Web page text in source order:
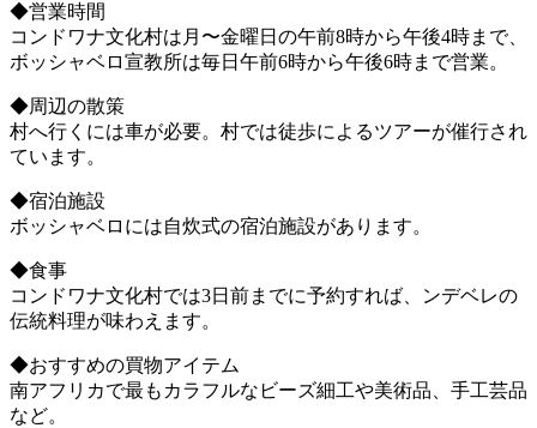
◆営業時間
コンドワナ文化村は月〜金曜日の午前8時から午後4時まで、
ボッシャベロ宣教所は毎日午前6時から午後6時まで営業。
◆周辺の散策
村へ行くには車が必要。村では徒歩によるツアーが催行され
ています。
◆宿泊施設
ボッシャベロには自炊式の宿泊施設があります。
◆食事
コンドワナ文化村では3日前までに予約すれば、ンデベレの
伝統料理が味わえます。
◆おすすめの買物アイテム
南アフリカで最もカラフルなビーズ細工や美術品、手工芸品
など。